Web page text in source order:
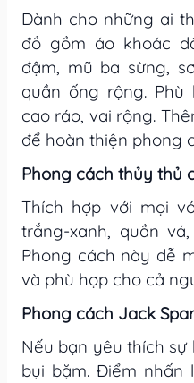
Dành cho những ai
đồ gồm áo khoác
đậm, mũ ba sừng,
quần ống rộng.
cao ráo, vai rộng.
để hoàn thiện phong
Phong cách thủy thủ
Thích hợp với mọi
trắng-xanh, quần
Phong cách này dễ
và phù hợp cho cả
Phong cách Jack
Nếu bạn yêu thích
bụi bặm. Điểm nhấn